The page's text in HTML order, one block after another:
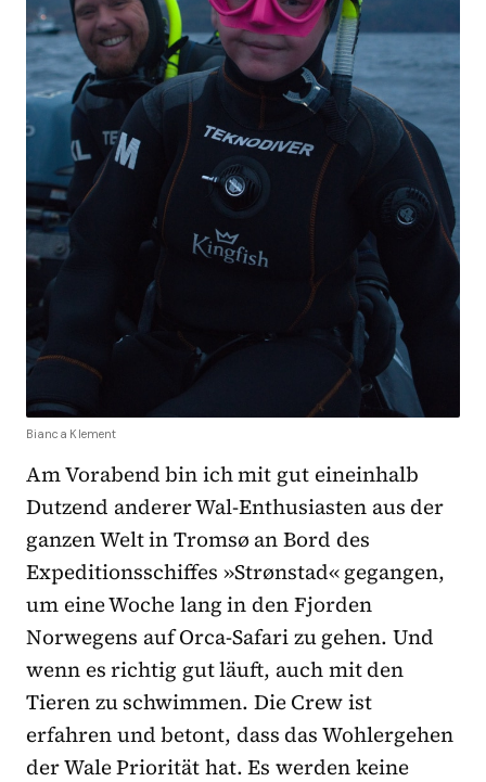
Bianca Klement
Am Vorabend bin ich mit gut eineinhalb
Dutzend anderer Wal-Enthusiasten aus der
ganzen Welt in Tromsø an Bord des
Expeditionsschiffes »Strønstad« gegangen,
um eine Woche lang in den Fjorden
Norwegens auf Orca-Safari zu gehen. Und
wenn es richtig gut läuft, auch mit den
Tieren zu schwimmen. Die Crew ist
erfahren und betont, dass das Wohlergehen
der Wale Priorität hat. Es werden keine